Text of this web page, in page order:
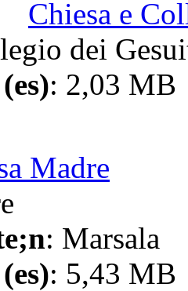
Chiesa e
dei
: 2,03 MB
Madre
: Marsala
: 5,43 MB